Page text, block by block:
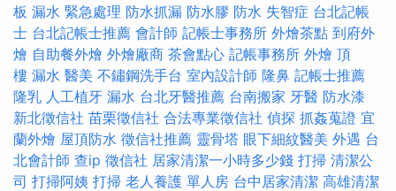
板 漏水 緊急處理 防水抓漏 防水膠 防水 失智症 台北記帳
士 台北記帳士推薦 會計師 記帳士事務所 外燴茶點 到府外
燴 自助餐外燴 外燴廠商 茶會點心 記帳事務所 外燴 頂
樓 漏水 醫美 不鏽鋼洗手台 室內設計師 隆鼻 記帳士推薦
隆乳 人工植牙 漏水 台北牙醫推薦 台南搬家 牙醫 防水漆
新北徵信社 苗栗徵信社 合法專業徵信社 偵探 抓姦蒐證 宜
蘭外燴 屋頂防水 徵信社推薦 靈骨塔 眼下細紋醫美 外遇 台
北會計師 查ip 徵信社 居家清潔一小時多少錢 打掃 清潔公
司 打掃阿姨 打掃 老人養護 單人房 台中居家清潔 高雄清潔